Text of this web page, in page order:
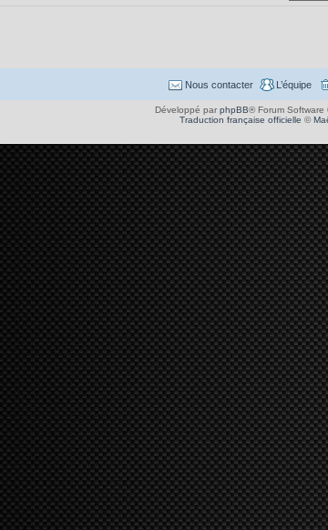
L’équipe
Nous contacter
Développé par phpBB® Forum Software
Traduction française officielle ©